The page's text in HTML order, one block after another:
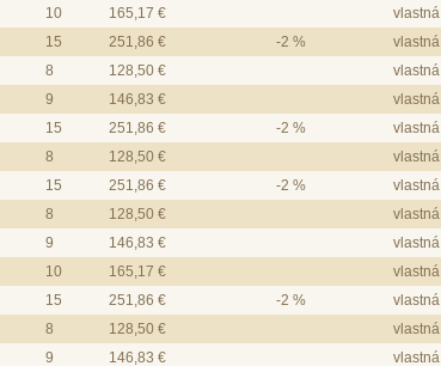
10 165,17 € vlastná
15 251,86 € -2 % vlastná
8 128,50 € vlastná
9 146,83 € vlastná
15 251,86 € -2 % vlastná
8 128,50 € vlastná
15 251,86 € -2 % vlastná
8 128,50 € vlastná
9 146,83 € vlastná
10 165,17 € vlastná
15 251,86 € -2 % vlastná
8 128,50 € vlastná
9 146,83 € vlastná